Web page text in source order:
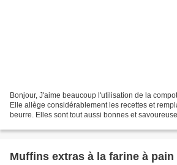
Bonjour, J'aime beaucoup l'utilisation de la
Elle allège considérablement les recettes et
beurre. Elles sont tout aussi bonnes et
Muffins extras à la farine à